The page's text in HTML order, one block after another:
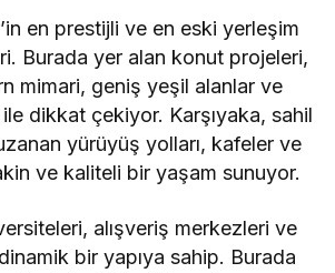
en prestijli ve en eski yerleşim
Burada yer alan konut projeleri,
mimari, geniş yeşil alanlar ve
dikkat çekiyor. Karşıyaka, sahil
yürüyüş yolları, kafeler ve
ve kaliteli bir yaşam sunuyor.
alışveriş merkezleri ve
bir yapıya sahip. Burada